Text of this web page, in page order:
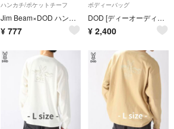
ハンカチ/ポケットチーフ
Jim Beam×DOD ハンカチ ナフキン＆ポーチ
¥ 777
ボディーバッグ
DOD [ディーオーディー]立体ポケット付き多機能ボディバッグBLACK
¥ 2,400